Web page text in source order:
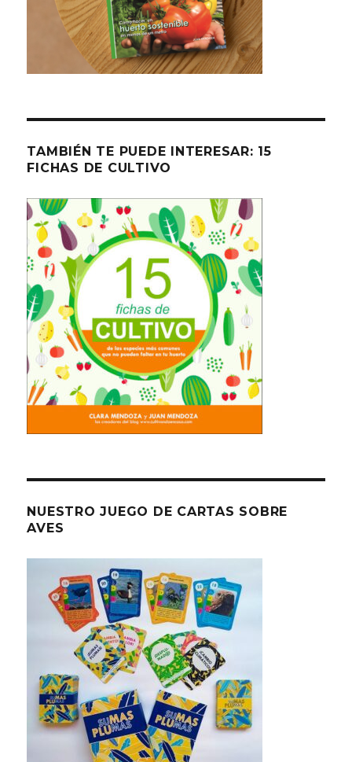
TAMBIÉN TE PUEDE INTERESAR: 15
FICHAS DE CULTIVO
NUESTRO JUEGO DE CARTAS SOBRE
AVES